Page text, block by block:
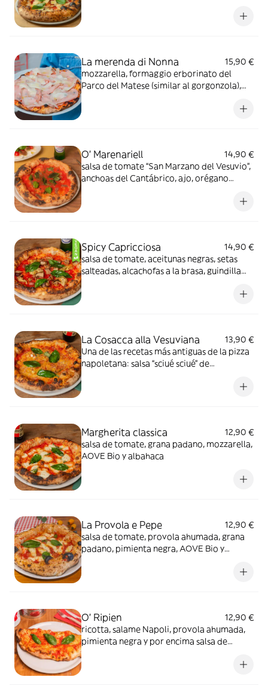
La merenda di Nonna
15,90 €
mozzarella, formaggio erborinato del
Parco del Matese (similar al gorgonzola),
O’ Marenariell
14,90 €
salsa de tomate “San Marzano del Vesuvio”,
anchoas del Cantábrico, ajo, orégano
Spicy Capricciosa
14,90 €
salsa de tomate, aceitunas negras, setas
salteadas, alcachofas a la brasa, guindilla
La Cosacca alla Vesuviana
13,90 €
Una de las recetas más antiguas de la pizza
napoletana: salsa “sciué sciué” de
Margherita classica
12,90 €
salsa de tomate, grana padano, mozzarella,
AOVE Bio y albahaca
La Provola e Pepe
12,90 €
salsa de tomate, provola ahumada, grana
padano, pimienta negra, AOVE Bio y
O’ Ripien
12,90 €
ricotta, salame Napoli, provola ahumada,
pimienta negra y por encima salsa de